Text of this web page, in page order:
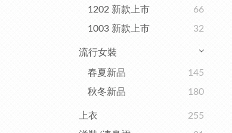
1202 新款上市
66
1003 新款上市
32
流行女裝
春夏新品
145
秋冬新品
180
上衣
255